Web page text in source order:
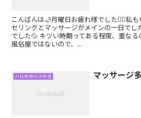
こんばんは🌙月曜日お疲れ様でした🙋‍♂️私
セリングとマッサージがメインの一日でし
でした💦 キツい時期ってある程度、重な
風俗屋ではないので、...
ハルキのつぶやき マッサージ